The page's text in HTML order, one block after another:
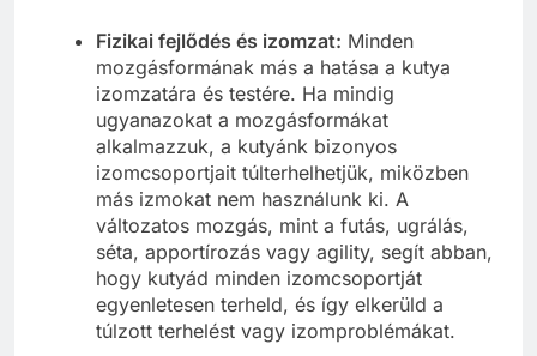
Fizikai fejlődés és izomzat: Minden
mozgásformának más a hatása a kutya
izomzatára és testére. Ha mindig
ugyanazokat a mozgásformákat
alkalmazzuk, a kutyánk bizonyos
izomcsoportjait túlterhelhetjük, miközben
más izmokat nem használunk ki. A
változatos mozgás, mint a futás, ugrálás,
séta, apportírozás vagy agility, segít abban,
hogy kutyád minden izomcsoportját
egyenletesen terheld, és így elkerüld a
túlzott terhelést vagy izomproblémákat.